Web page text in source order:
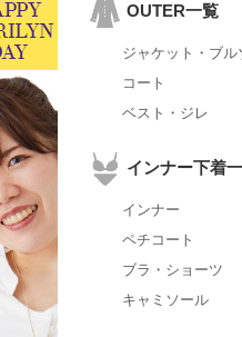
OUTER一覧
ジャケット・ブル
コート
ベスト・ジレ
インナー下着
インナー
ペチコート
ブラ・ショーツ
キャミソール